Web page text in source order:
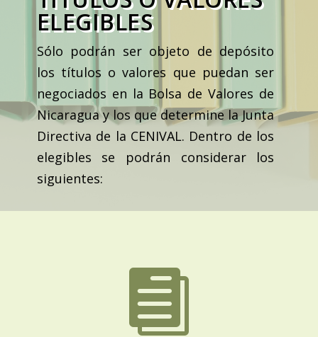
ELEGIBLES
Sólo podrán ser objeto de depósito
los títulos o valores que puedan ser
negociados en la Bolsa de Valores de
Nicaragua y los que determine la Junta
Directiva de la CENIVAL. Dentro de los
elegibles se podrán considerar los
siguientes:
